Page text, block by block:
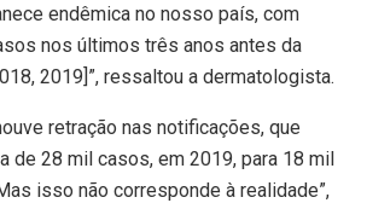
endêmica no nosso país, com
nos últimos três anos antes da
2019]”, ressaltou a dermatologista.
retração nas notificações, que
de 28 mil casos, em 2019, para 18 mil
isso não corresponde à realidade”,